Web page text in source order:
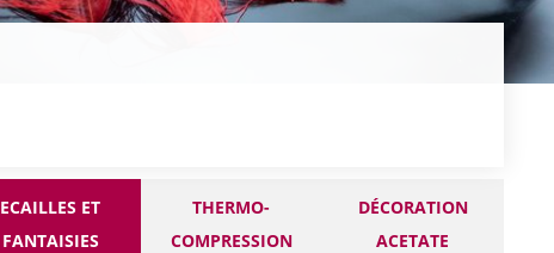
ECAILLES ET
FANTAISIES
THERMO-
COMPRESSION
DÉCORATION
ACETATE